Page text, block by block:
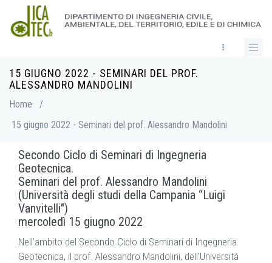
main
15 GIUGNO 2022 - SEMINARI DEL PROF.
ALESSANDRO MANDOLINI
Breadcrumb
Home
/
15 giugno 2022 - Seminari del prof. Alessandro Mandolini
Secondo Ciclo di Seminari di Ingegneria
Geotecnica.
Seminari del prof. Alessandro Mandolini
(Università degli studi della Campania “Luigi
Vanvitelli")
mercoledì 15 giugno 2022
Nell’ambito del Secondo Ciclo di Seminari di Ingegneria
Geotecnica, il prof. Alessandro Mandolini, dell’Università